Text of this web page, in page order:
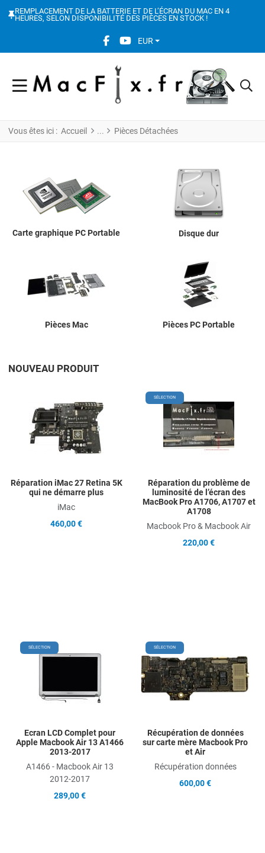
REMPLACEMENT DE LA BATTERIE ET DE L’ÉCRAN DU MAC EN 4
HEURES, SELON DISPONIBILITÉ DES PIÈCES EN STOCK !
FACEBOOK SOCIAL LINK
YOUTUBE SOCIAL LINK
EUR
Vous êtes ici : Accueil Pièces Détachées
Carte graphique PC Portable Disque dur
Pièces Mac Pièces PC Portable
NOUVEAU PRODUIT
Add to Wishlist
Add to Compare
Quick View
Réparation iMac 27 Retina 5K
qui ne démarre plus
iMac
460,00 €
SÉLECTION
Réparation du problème de
luminosité de l’écran des
MacBook Pro A1706, A1707 et
A1708
Macbook Pro & Macbook Air
220,00 €
SÉLECTION Add to Wishlist
Add to Compare
Ecran LCD Complet pour
Apple Macbook Air 13 A1466
2013-2017
A1466 - Macbook Air 13
2012-2017
289,00 €
SÉLECTION
Récupération de données
sur carte mère Macbook Pro
et Air
Récupération données
600,00 €